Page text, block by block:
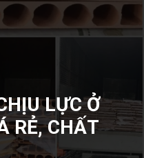
LỰC Ở
RẺ, CHẤT